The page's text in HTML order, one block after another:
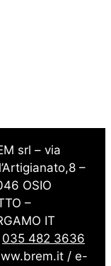
srl – via
–
OSIO
–
IT
035 482 3636
/ e-